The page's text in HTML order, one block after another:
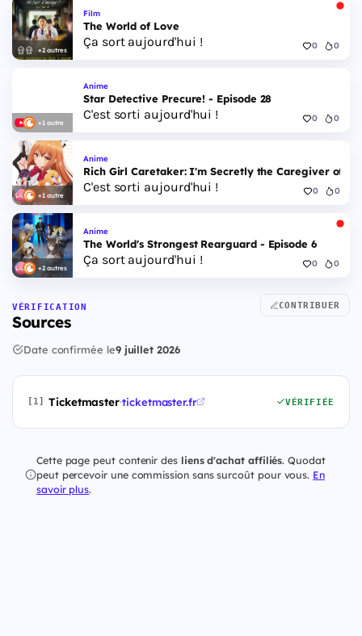
+2 autres
Film
The World of Love
Ça sort aujourd'hui ! 0 0
+1 autre
Anime
Star Detective Precure! - Episode 28
C'est sorti aujourd'hui ! 0 0
+1 autre
Anime
Rich Girl Caretaker: I'm Secretly the Caregiver of
C'est sorti aujourd'hui ! 0 0
+2 autres
Anime
The World's Strongest Rearguard - Episode 6
Ça sort aujourd'hui ! 0 0
VÉRIFICATION
Sources
CONTRIBUER
Date confirmée le9 juillet 2026
[1] Ticketmaster·ticketmaster.fr VÉRIFIÉE
Cette page peut contenir des liens d'achat affiliés. Quodat
peut percevoir une commission sans surcoût pour vous. En
savoir plus.